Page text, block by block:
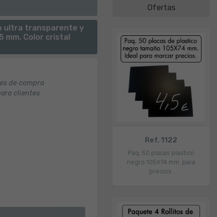
ultra transparente y
mm. Color cristal
de compra
clientes
Ofertas
Ref. 1122
Paq. 50 placas plastico
negro 105X74 mm. para
precios.